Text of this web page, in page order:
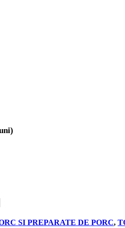
SI PREPARATE DE PORC,